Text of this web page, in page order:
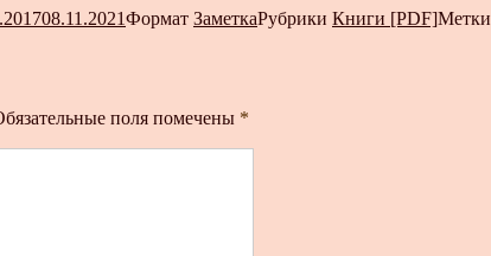
08.11.2021Формат ЗаметкаРубрики Книги [PDF]Метки
поля помечены *